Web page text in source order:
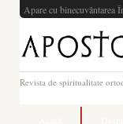
Apare cu
Revista de spiritualitate